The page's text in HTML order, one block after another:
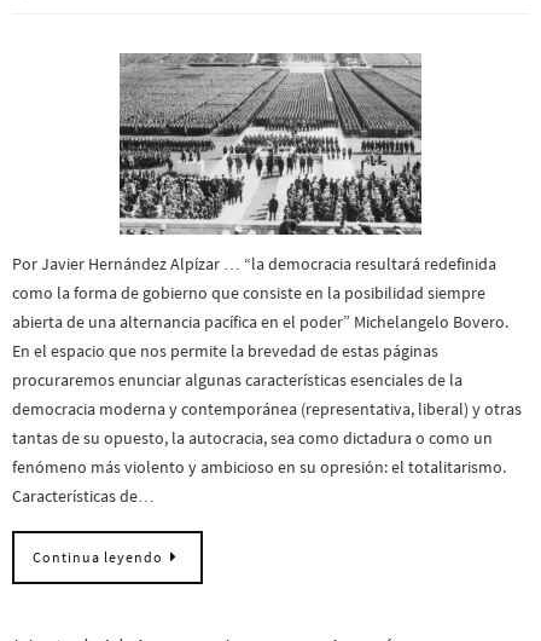
Por Javier Hernández Alpízar … “la democracia resultará redefinida
como la forma de gobierno que consiste en la posibilidad siempre
abierta de una alternancia pacífica en el poder” Michelangelo Bovero.
En el espacio que nos permite la brevedad de estas páginas
procuraremos enunciar algunas características esenciales de la
democracia moderna y contemporánea (representativa, liberal) y otras
tantas de su opuesto, la autocracia, sea como dictadura o como un
fenómeno más violento y ambicioso en su opresión: el totalitarismo.
Características de…
Continua leyendo